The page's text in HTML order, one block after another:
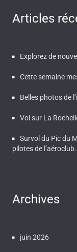
Articles
Explorez de
Cette semaine
Belles photos de
Vol sur La
Survol du Pic du
pilotes de l’aéroclub.
Archives
juin 2026